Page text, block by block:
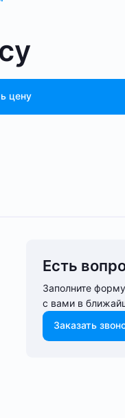
цену
Есть
Заполните
с вами в
Заказать